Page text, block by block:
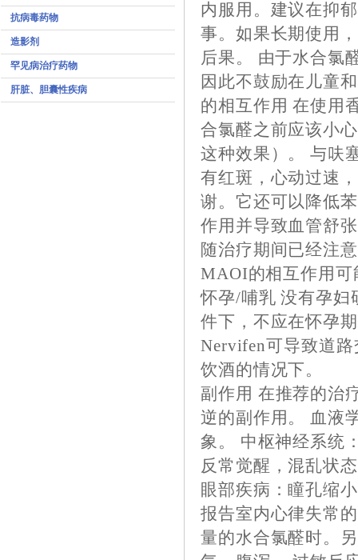
抗病毒药物
造影剂
罕见病治疗药物
肝脏、胆囊性疾病
内服用。建议在抑
事。如果长期使用
后果。 由于水合氯
因此不鼓励在儿童
的相互作用 在使用
合氯醛之前应该小
这种效果）。 与呋
有红斑，心动过速
谢。它还可以降低
作用并导致血管舒
随治疗期间已经注
MAOI的相互作用
怀孕/哺乳 没有孕妇
件下，不应在怀孕
Nervifen可导致道
饮酒的情况下。
副作用 在推荐的治
逆的副作用。 血液
象。 中枢神经系统
反常觉醒，混乱状
眼部疾病：瞳孔缩
报告室内心律失常
量的水合氯醛时。